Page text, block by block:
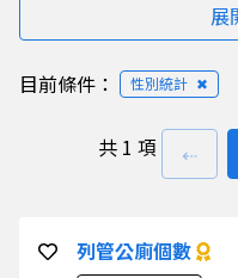
展
目前條件： 性別統計 ✖
共 1 項 ⇠上
列管公廁個數